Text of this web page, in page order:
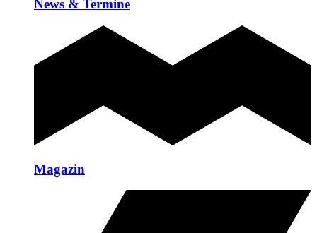
News & Termine
Magazin